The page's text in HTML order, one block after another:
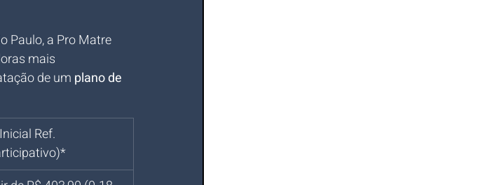
Paulo, a Pro Matre
mais
de um plano de
Ref.